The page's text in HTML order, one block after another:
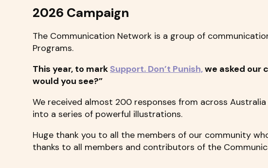
2026 Campaign
The Communication Network is a group of
Programs.
This year, to markSupport. Don’t Punish,we asked our
would you see?”
We received almost 200 responses from across
into a series of powerful illustrations.
Huge thank you to all the members of our community
thanks to all members and contributors of the